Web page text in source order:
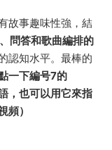
故事趣味性強，結
問答和歌曲編排的
認知水平。最棒的
一下編号7的
，也可以用它來指
頻）